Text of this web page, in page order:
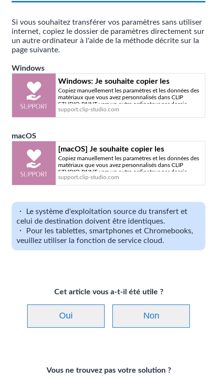
Si vous souhaitez transférer vos paramètres sans utiliser
internet, copiez le dossier de paramètres directement sur
un autre ordinateur à l'aide de la méthode décrite sur la
page suivante.
Windows
Windows: Je souhaite copier les
paramètres personnalisés de CLIP
STUDIO PAINT sur un autre ordinateur -
Service officiel d'assistance de CLIP
Copiez manuellement les paramètres et les données des
matériaux que vous avez personnalisés dans CLIP
STUDIO PAINT vers un autre ordinateur par dossie
support.clip-studio.com
macOS
[macOS] Je souhaite copier les
paramètres personnalisés de CLIP
STUDIO PAINT sur un autre ordinateur -
Service officiel d'assistance de CLIP
Copiez manuellement les paramètres et les données des
matériaux que vous avez personnalisés dans CLIP
STUDIO PAINT vers un autre ordinateur par dossie
support.clip-studio.com
・ Le système d'exploitation source du transfert et
celui de destination doivent être identiques.
・ Pour les tablettes, smartphones et Chromebooks,
veuillez utiliser la fonction de service cloud.
Cet article vous a-t-il été utile ?
Oui Non
Vous ne trouvez pas votre solution ?